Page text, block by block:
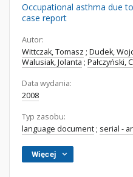
Occupational asthma due
case report
Autor:
Wittczak, Tomasz ; Dudek,
Walusiak, Jolanta ; Pałczyński,
Data wydania:
2008
Typ zasobu:
language document ; serial -
Więcej